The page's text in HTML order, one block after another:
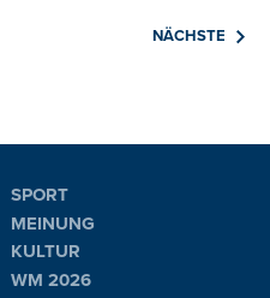
NÄCHSTE
SPORT
MEINUNG
KULTUR
WM 2026